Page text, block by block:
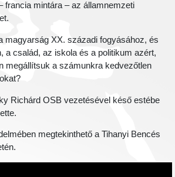
francia mintára – az államnemzeti
magyarság XX. századi fogyásához, és
a család, az iskola és a politikum azért,
megállítsuk a számunkra kedvezőtlen
Richárd OSB vezetésével késő estébe
megtekinthető a Tihanyi Bencés